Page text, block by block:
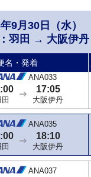
9月30日（水）
羽田 → 大阪伊丹
名・発着
ANA031
田
15:55
大阪伊丹
ANA033
17:05
大阪伊丹
ANA035
18:10
大阪伊丹
ANA037